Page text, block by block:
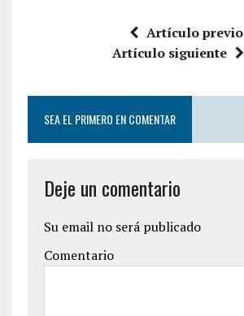
Artículo previo
Artículo siguiente
SEA EL PRIMERO EN COMENTAR
Deje un comentario
Su email no será publicado
Comentario